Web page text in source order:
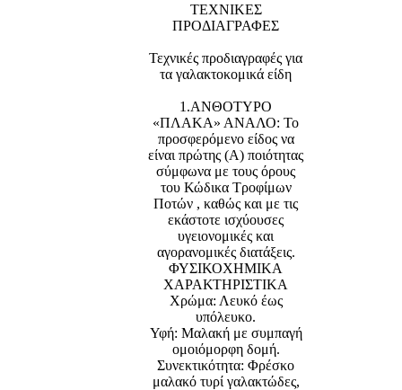
ΤΕΧΝΙΚΕΣ
ΠΡΟΔΙΑΓΡΑΦΕΣ
Τεχνικές προδιαγραφές για
τα γαλακτοκομικά είδη
1.ΑΝΘΟΤΥΡΟ
«ΠΛΑΚΑ» ΑΝΑΛΟ: Το
προσφερόμενο είδος να
είναι πρώτης (Α) ποιότητας
σύμφωνα με τους όρους
του Κώδικα Τροφίμων
Ποτών , καθώς και με τις
εκάστοτε ισχύουσες
υγειονομικές και
αγορανομικές διατάξεις.
ΦΥΣΙΚΟΧΗΜΙΚΑ
ΧΑΡΑΚΤΗΡΙΣΤΙΚΑ
Χρώμα: Λευκό έως
υπόλευκο.
Υφή: Μαλακή με συμπαγή
ομοιόμορφη δομή.
Συνεκτικότητα: Φρέσκο
μαλακό τυρί γαλακτώδες,